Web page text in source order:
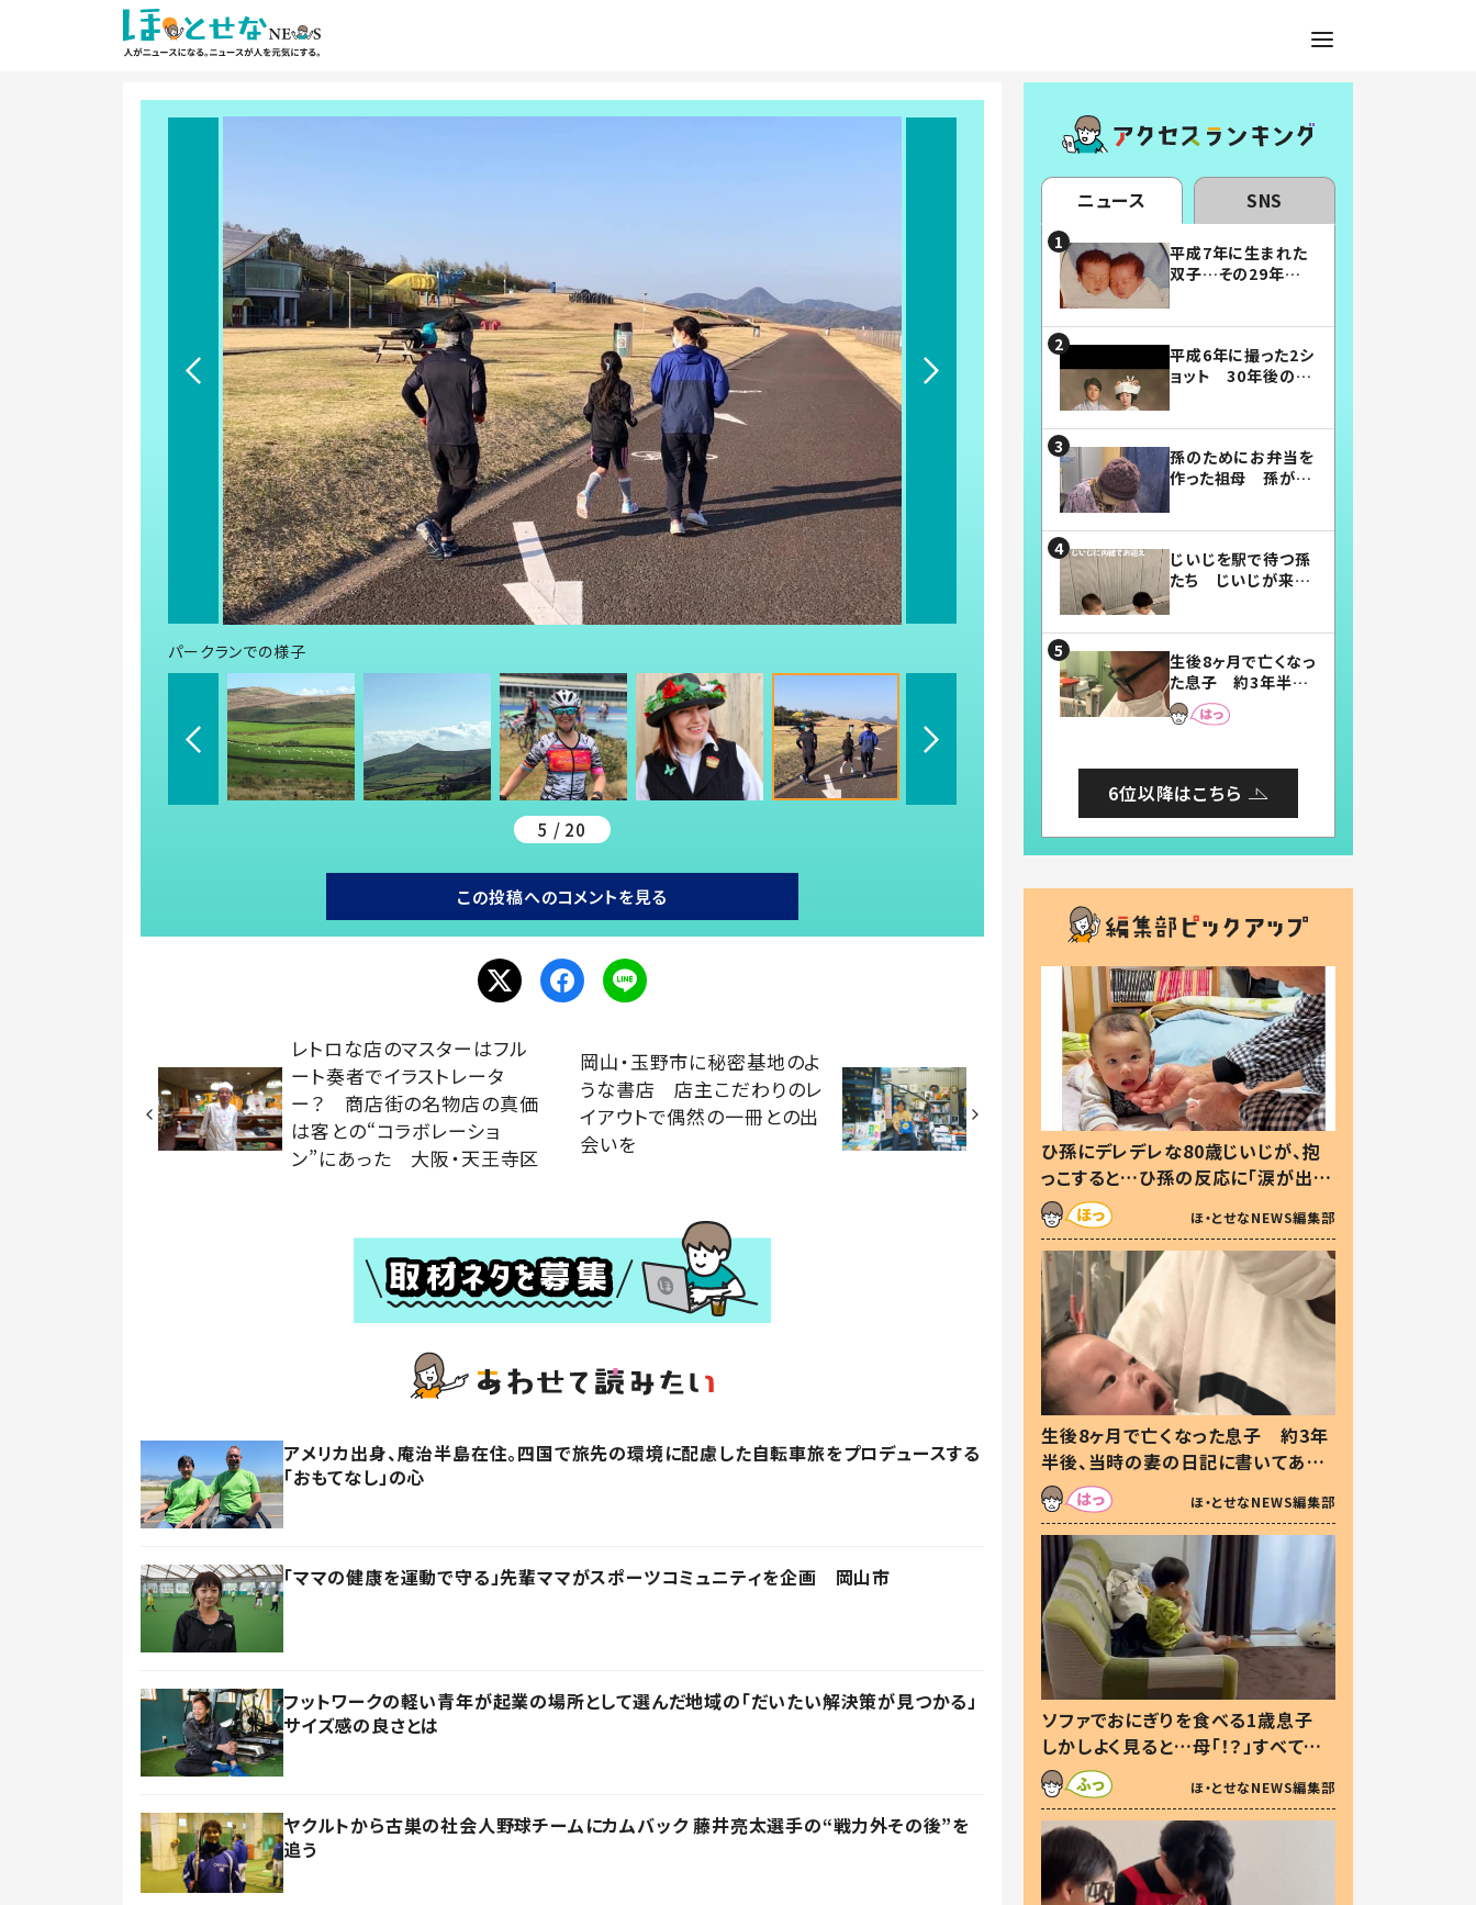
パークランでの様子
5 / 20
この投稿へのコメントを見る
レトロな店のマスターはフル
ート奏者でイラストレータ
ー？ 商店街の名物店の真価
は客との“コラボレーショ
ン”にあった 大阪・天王寺区
岡山・玉野市に秘密基地のよ
うな書店 店主こだわりのレ
イアウトで偶然の一冊との出
会いを
アメリカ出身、庵治半島在住。四国で旅先の環境に配慮した自転車旅をプロデュースする
「おもてなし」の心
「ママの健康を運動で守る」先輩ママがスポーツコミュニティを企画 岡山市
フットワークの軽い青年が起業の場所として選んだ地域の「だいたい解決策が見つかる」
サイズ感の良さとは
ヤクルトから古巣の社会人野球チームにカムバック 藤井亮太選手の“戦力外その後”を
追う
ニュース SNS
平成7年に生まれた
双子…その29年後
平成6年に撮った2シ
ョット 30年後の姿
孫のためにお弁当を
作った祖母 孫が絶
じいじを駅で待つ孫
たち じいじが来た
まらない」「幸せにな
れる」
生後8ヶ月で亡くなっ
た息子 約3年半
後、当時の妻の日記
に書いてあった本音
6位以降はこちら
ひ孫にデレデレな80歳じいじが、抱
っこすると…ひ孫の反応に「涙が出ま
した」「可愛くて仕方ない」
ほ・とせなNEWS編集部
生後8ヶ月で亡くなった息子 約3年
半後、当時の妻の日記に書いてあっ
た本音とは
ほ・とせなNEWS編集部
ソファでおにぎりを食べる1歳息子
しかしよく見ると…母「！？」すべてを
察した母の投稿に「可愛いから許
す！」「現行犯〜」
ほ・とせなNEWS編集部